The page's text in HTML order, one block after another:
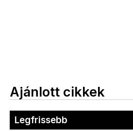
Ajánlott cikkek
Legfrissebb